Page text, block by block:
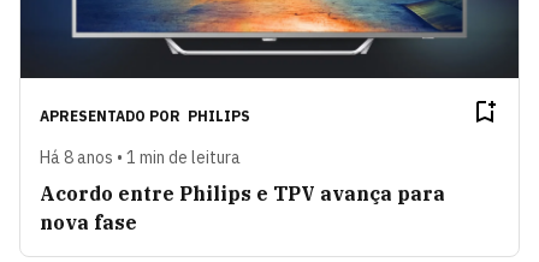
APRESENTADO POR PHILIPS
Há 8 anos • 1 min de leitura
Acordo entre Philips e TPV avança para
nova fase